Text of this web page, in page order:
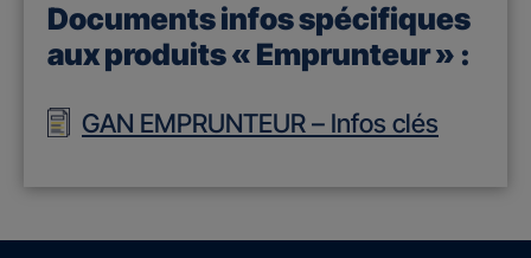
Documents infos spécifiques
aux produits « Emprunteur » :
GAN EMPRUNTEUR – Infos clés